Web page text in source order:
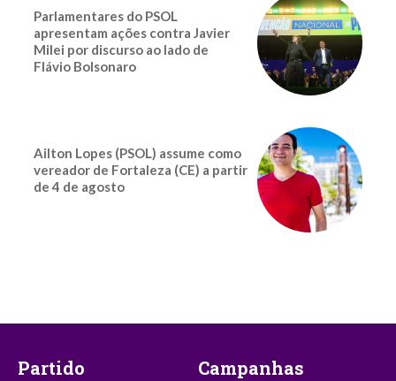
Parlamentares do PSOL
apresentam ações contra Javier
Milei por discurso ao lado de
Flávio Bolsonaro
Ailton Lopes (PSOL) assume como
vereador de Fortaleza (CE) a partir
de 4 de agosto
Partido Campanhas